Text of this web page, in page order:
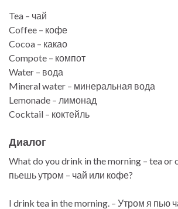
Tea – чай
Coffee – кофе
Cocoa – какао
Compote – компот
Water – вода
Mineral water – минеральная вода
Lemonade – лимонад
Cocktail – коктейль
Диалог
What do you drink in the morning – tea or
пьешь утром – чай или кофе?
I drink tea in the morning. – Утром я пью